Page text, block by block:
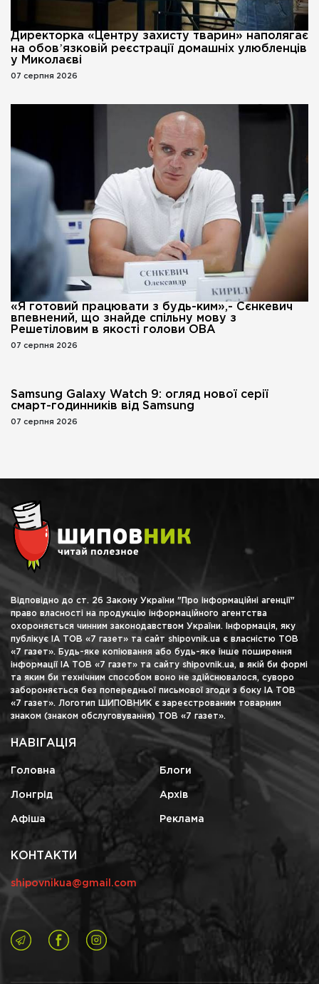
Директорка «Центру захисту тварин» наполягає
на обовʼязковій реєстрації домашніх улюбленців
у Миколаєві
07 серпня 2026
«Я готовий працювати з будь-ким»,- Сєнкевич
впевнений, що знайде спільну мову з
Решетіловим в якості голови ОВА
07 серпня 2026
Samsung Galaxy Watch 9: огляд нової серії
смарт-годинників від Samsung
07 серпня 2026
Відповідно до ст. 26 Закону України "Про інформаційні агенції"
право власності на продукцію інформаційного агентства
охороняється чинним законодавством України. Інформація, яку
публікує ІА ТОВ «7 газет» та сайт shipovnik.ua є власністю ТОВ
«7 газет». Будь-яке копіювання або будь-яке інше поширення
інформації ІА ТОВ «7 газет» та сайту shipovnik.ua, в якій би формі
та яким би технічним способом воно не здійснювалося, суворо
забороняється без попередньої письмової згоди з боку ІА ТОВ
«7 газет». Логотип ШИПОВНИК є зареєстрованим товарним
знаком (знаком обслуговування) ТОВ «7 газет».
НАВІГАЦІЯ
Головна Блоги
Лонгрід Архів
Афіша Реклама
КОНТАКТИ
shipovnikua@gmail.com